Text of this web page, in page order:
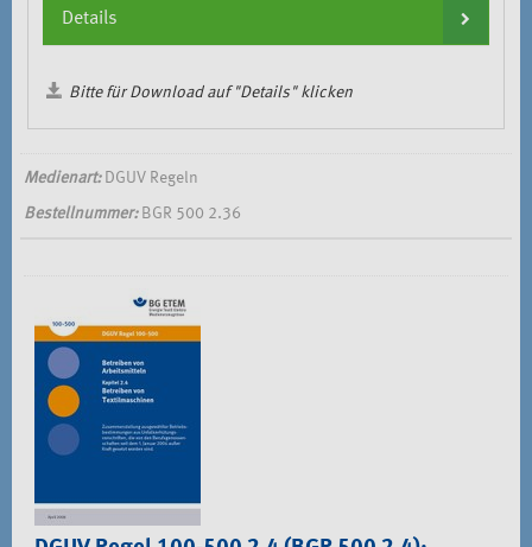
Details
Bitte für Download auf "Details" klicken
Medienart:DGUV Regeln
Bestellnummer:BGR 500 2.36